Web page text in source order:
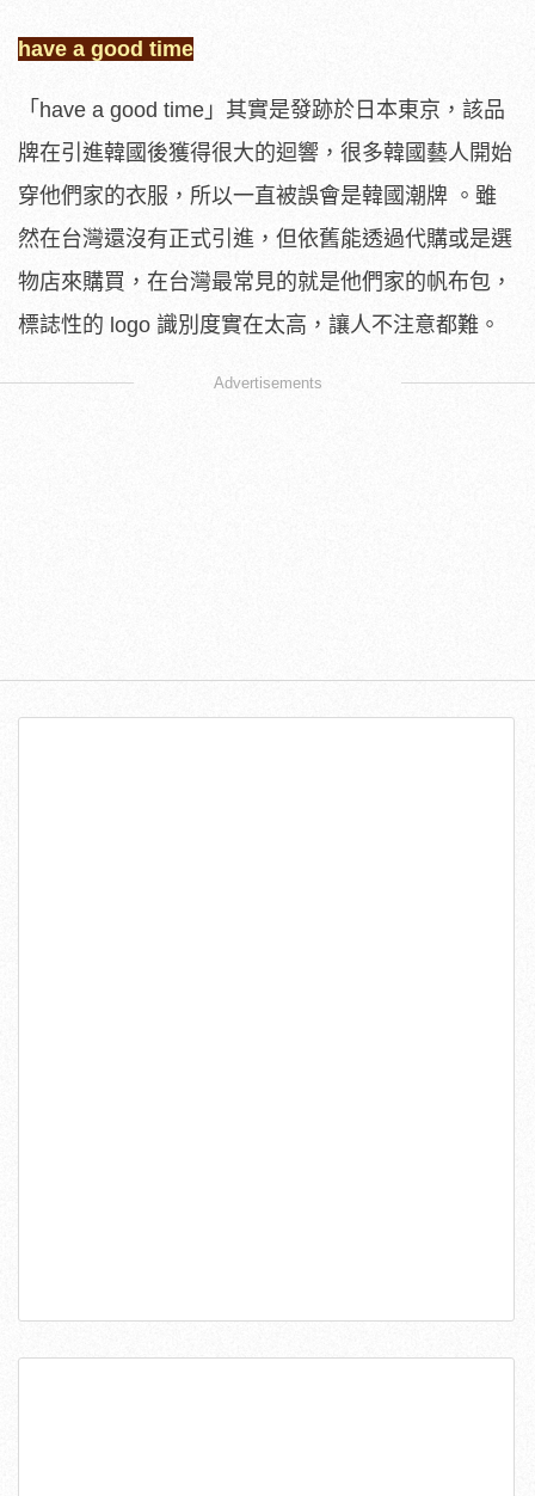
have a good time
「have a good time」其實是發跡於日本東京，該品
牌在引進韓國後獲得很大的迴響，很多韓國藝人開始
穿他們家的衣服，所以一直被誤會是韓國潮牌 。雖
然在台灣還沒有正式引進，但依舊能透過代購或是選
物店來購買，在台灣最常見的就是他們家的帆布包，
標誌性的 logo 識別度實在太高，讓人不注意都難。
Advertisements